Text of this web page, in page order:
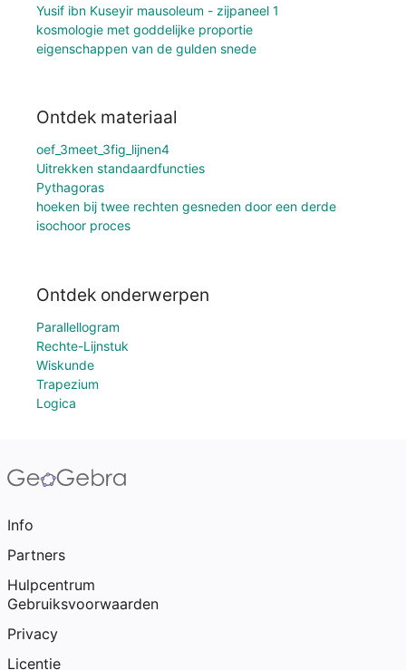
Yusif ibn Kuseyir mausoleum - zijpaneel 1
kosmologie met goddelijke proportie
eigenschappen van de gulden snede
Ontdek materiaal
oef_3meet_3fig_lijnen4
Uitrekken standaardfuncties
Pythagoras
hoeken bij twee rechten gesneden door een derde
isochoor proces
Ontdek onderwerpen
Parallellogram
Rechte-Lijnstuk
Wiskunde
Trapezium
Logica
Info
Partners
Hulpcentrum
Gebruiksvoorwaarden
Privacy
Licentie